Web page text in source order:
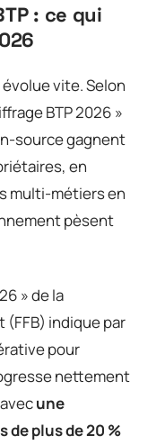
: ce qui
vite. Selon
BTP 2026 »
source gagnent
en
multi-métiers en
pèsent
» de la
(FFB) indique par
pour
nettement
une
plus de 20 %